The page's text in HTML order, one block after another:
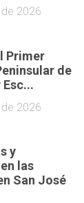
2026
Primer
de
2026
y
las
San José